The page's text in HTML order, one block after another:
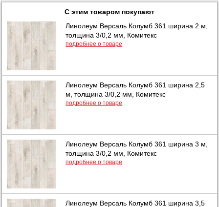
С этим товаром покупают
Линолеум Версаль Колумб 361 ширина 2 м,
толщина 3/0,2 мм, Комитекс
подробнее о товаре
Линолеум Версаль Колумб 361 ширина 2,5
м, толщина 3/0,2 мм, Комитекс
подробнее о товаре
Линолеум Версаль Колумб 361 ширина 3 м,
толщина 3/0,2 мм, Комитекс
подробнее о товаре
Линолеум Версаль Колумб 361 ширина 3,5